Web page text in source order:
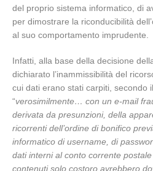
del proprio sistema informatico, di
per dimostrare la riconducibilità
al suo comportamento imprudente.
Infatti, alla base della decisione
dichiarato l’inammissibilità del
cui dati erano stati carpiti, secondo
“verosimilmente… con un e-mail
derivata da presunzioni, della
ricorrenti dell’ordine di bonifico
informatico di username, di
dati interni al conto corrente
contenuti solo costoro avrebbero